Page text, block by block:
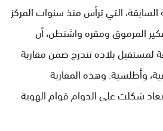
التي ترأس منذ سنوات المركز
المرموق ومقره واشنطن، أن
لمستقبل بلاده تندرج ضمن مقاربة
وأطلسية. وهذه المقاربة
شكلت على الدوام قوام الهوية